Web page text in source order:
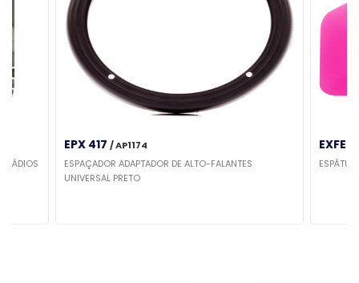
RÁDIOS
EPX 417 / AP1174
ESPAÇADOR ADAPTADOR DE ALTO-FALANTES
UNIVERSAL PRETO